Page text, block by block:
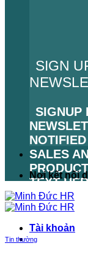
SIGN
SIGNUP
SALES
TEXT
REMOVE
LỖI:
BIỂU
Nơi kết nối
Tài khoản
Tin thường